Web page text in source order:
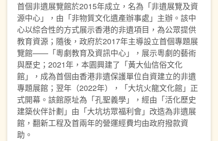
首個非遺展覽館於2015年成立，名為「非遺展覽及資
源中心」，由「非物質文化遺產辦事處」主辦。該中
心以綜合性的方式展示香港的非遺項目，為公眾提供
教育資源；隨後，政府於2017年主導設立首個專題展
覽館——「粵劇教育及資訊中心」，展示粵劇的藝術
與歷史；2021年，本園興建了「黃大仙信俗文化
館」，成為首個由香港非遺保護單位自資建立的非遺
專題展館；翌年（2022年），「大坑火龍文化館」正
式開幕。該館原址為「孔聖義學」，經由「活化歷史
建築伙伴計劃」由「大坑坊眾福利會」改造為非遺展
館，翻新工程及首兩年的營運經費均由政府撥款資
助。